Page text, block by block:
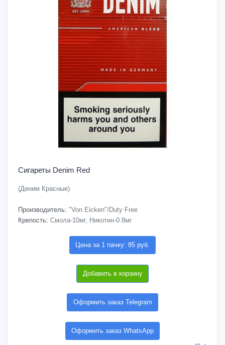
Сигареты Denim Red
(Деним Красные)
Производитель: "Von Eicken"/Duty Free
Крепость: Смола-10мг, Никотин-0.8мг
Цена за 1 пачку: 85 руб.
Добавить в корзину
Оформить заказ Telegram
Оформить заказ WhatsApp